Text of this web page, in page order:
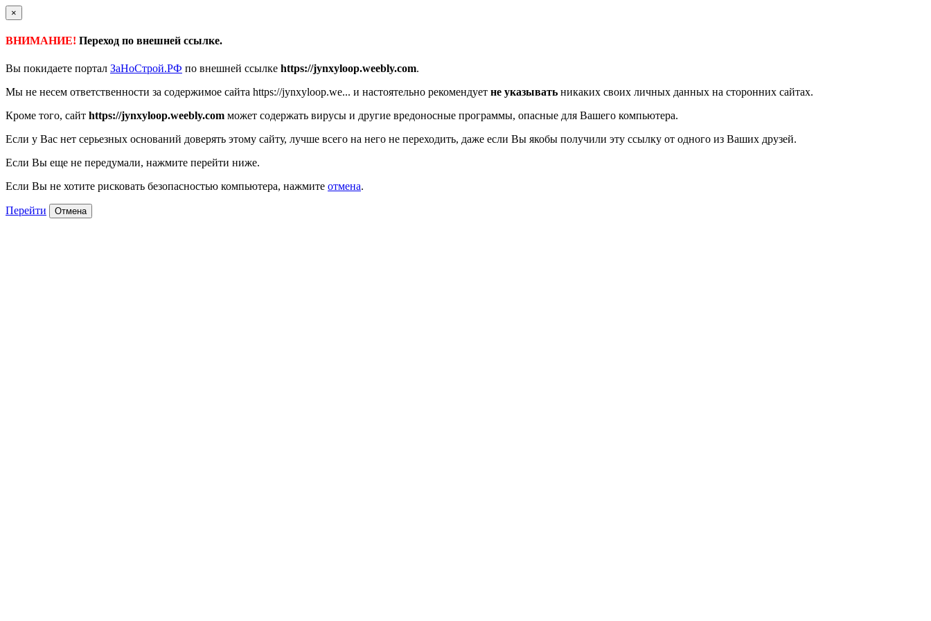
×
ВНИМАНИЕ! Переход по внешней ссылке.
Вы покидаете портал ЗаНоСтрой.РФ по внешней ссылке https://jynxyloop.weebly.com.
Мы не несем ответственности за содержимое сайта https://jynxyloop.we... и настоятельно рекомендует не указывать никаких своих личных данных на сторонних сайтах.
Кроме того, сайт https://jynxyloop.weebly.com может содержать вирусы и другие вредоносные программы, опасные для Вашего компьютера.
Если у Вас нет серьезных оснований доверять этому сайту, лучше всего на него не переходить, даже если Вы якобы получили эту ссылку от одного из Ваших друзей.
Если Вы еще не передумали, нажмите перейти ниже.
Если Вы не хотите рисковать безопасностью компьютера, нажмите отмена.
Перейти Отмена